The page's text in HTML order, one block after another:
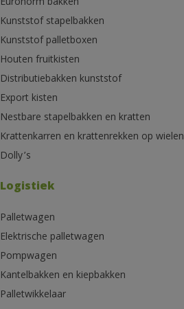
Kunststof stapelbakken
Kunststof palletboxen
Houten fruitkisten
Distributiebakken kunststof
Export kisten
Nestbare stapelbakken en kratten
Krattenkarren en krattenrekken op wielen
Dolly’s
Logistiek
Palletwagen
Elektrische palletwagen
Pompwagen
Kantelbakken en kiepbakken
Palletwikkelaar